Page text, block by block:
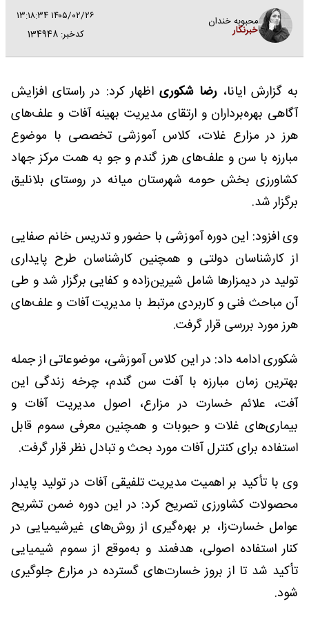
محبوبه خندان
خبرنگار
۱۴۰۵/۰۲/۲۶ ۱۳:۱۸:۳۴
کدخبر: 134948
به گزارش ایانا، رضا شکوریاظهار کرد: در راستای افزایش
آگاهی بهره‌برداران و ارتقای مدیریت بهینه آفات و علف‌های
هرز در مزارع غلات، کلاس آموزشی تخصصی با موضوع
مبارزه با سن و علف‌های هرز گندم و جو به همت مرکز جهاد
کشاورزی بخش حومه شهرستان میانه در روستای بلانلیق
برگزار شد.
وی افزود: این دوره آموزشی با حضور و تدریس خانم صفایی
از کارشناسان دولتی و همچنین کارشناسان طرح پایداری
تولید در دیمزارها شامل شیرین‌زاده و کفایی برگزار شد و طی
آن مباحث فنی و کاربردی مرتبط با مدیریت آفات و علف‌های
هرز مورد بررسی قرار گرفت.
شکوری ادامه داد: در این کلاس آموزشی، موضوعاتی از جمله
بهترین زمان مبارزه با آفت سن گندم، چرخه زندگی این
آفت، علائم خسارت در مزارع، اصول مدیریت آفات و
بیماری‌های غلات و حبوبات و همچنین معرفی سموم قابل
استفاده برای کنترل آفات مورد بحث و تبادل نظر قرار گرفت.
وی با تأکید بر اهمیت مدیریت تلفیقی آفات در تولید پایدار
محصولات کشاورزی تصریح کرد: در این دوره ضمن تشریح
عوامل خسارت‌زا، بر بهره‌گیری از روش‌های غیرشیمیایی در
کنار استفاده اصولی، هدفمند و به‌موقع از سموم شیمیایی
تأکید شد تا از بروز خسارت‌های گسترده در مزارع جلوگیری
شود.